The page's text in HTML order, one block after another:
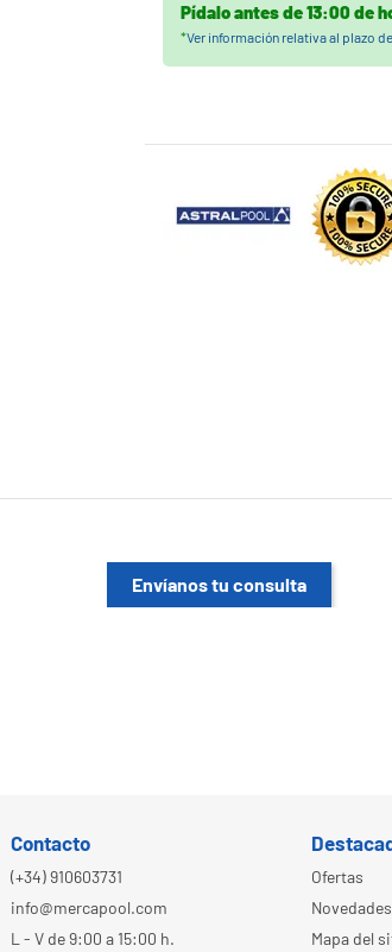
Pídalo antes de13:00 de
*Ver información relativa al plazo
Envíanos tu consulta
Contacto
(+34) 910603731
info@mercapool.com
L - V de 9:00 a 15:00 h.
Ofertas
Novedades
Mapa del